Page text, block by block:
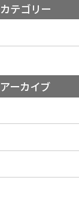
カテゴリー
アーカイブ